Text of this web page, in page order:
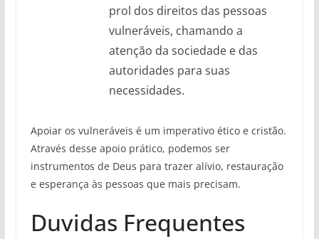
prol dos direitos das pessoas
vulneráveis, chamando a
atenção da sociedade e das
autoridades para suas
necessidades.
Apoiar os vulneráveis é um imperativo ético e cristão.
Através desse apoio prático, podemos ser
instrumentos de Deus para trazer alívio, restauração
e esperança às pessoas que mais precisam.
Duvidas Frequentes